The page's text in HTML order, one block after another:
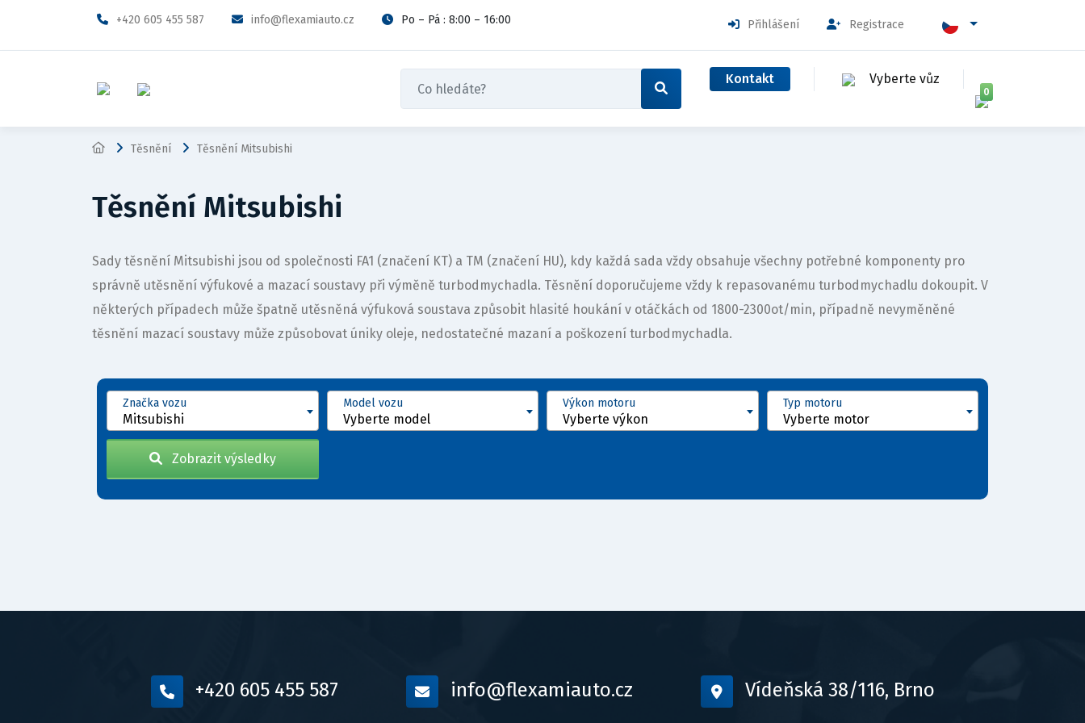
+420 605 455 587 info@flexamiauto.cz Po – Pá : 8:00 – 16:00 Přihlášení Registrace
Kontakt Vyberte vůz
0
Těsnění Těsnění Mitsubishi
Těsnění Mitsubishi
Sady těsnění Mitsubishi jsou od společnosti FA1 (značení KT) a TM (značení HU), kdy každá sada vždy obsahuje všechny potřebné komponenty pro
správně utěsnění výfukové a mazací soustavy při výměně turbodmychadla. Těsnění doporučujeme vždy k repasovanému turbodmychadlu dokoupit. V
některých případech může špatně utěsněná výfuková soustava způsobit hlasité houkání v otáčkách od 1800-2300ot/min, případně nevyměněné
těsnění mazací soustavy může způsobovat úniky oleje, nedostatečné mazaní a poškození turbodmychadla.
Mitsubishi
Značka vozu
Vyberte model
Model vozu
Vyberte výkon
Výkon motoru
Vyberte motor
Typ motoru
Zobrazit výsledky
+420 605 455 587 info@flexamiauto.cz Vídeňská 38/116, Brno